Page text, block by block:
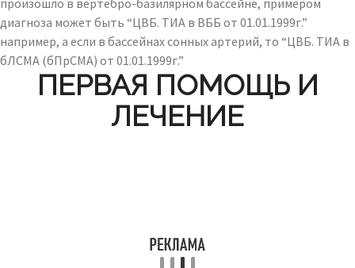
произошло в вертебро-базилярном бассейне, примером
диагноза может быть “ЦВБ. ТИА в ВББ от 01.01.1999г.”
например, а если в бассейнах сонных артерий, то “ЦВБ. ТИА в
бЛСМА (бПрСМА) от 01.01.1999г.”
ПЕРВАЯ ПОМОЩЬ И
ЛЕЧЕНИЕ